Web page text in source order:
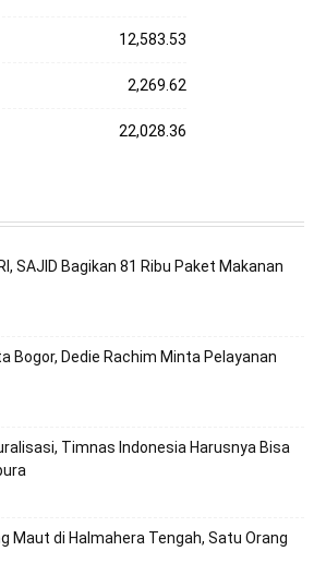
12,583.53
2,269.62
22,028.36
SAJID Bagikan 81 Ribu Paket Makanan
Bogor, Dedie Rachim Minta Pelayanan
Timnas Indonesia Harusnya Bisa
Maut di Halmahera Tengah, Satu Orang